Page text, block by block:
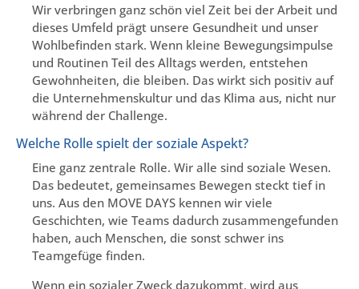
Wir verbringen ganz schön viel Zeit bei der Arbeit und
dieses Umfeld prägt unsere Gesundheit und unser
Wohlbefinden stark. Wenn kleine Bewegungsimpulse
und Routinen Teil des Alltags werden, entstehen
Gewohnheiten, die bleiben. Das wirkt sich positiv auf
die Unternehmenskultur und das Klima aus, nicht nur
während der Challenge.
Welche Rolle spielt der soziale Aspekt?
Eine ganz zentrale Rolle. Wir alle sind soziale Wesen.
Das bedeutet, gemeinsames Bewegen steckt tief in
uns. Aus den MOVE DAYS kennen wir viele
Geschichten, wie Teams dadurch zusammengefunden
haben, auch Menschen, die sonst schwer ins
Teamgefüge finden.
Wenn ein sozialer Zweck dazukommt, wird aus